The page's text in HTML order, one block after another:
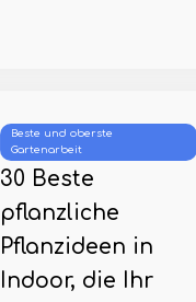
Beste und oberste
Gartenarbeit
30 Beste
pflanzliche
Pflanzideen in
Indoor, die Ihr